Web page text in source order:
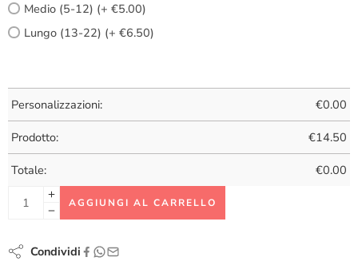
Medio (5-12) (+ €5.00)
Lungo (13-22) (+ €6.50)
Personalizzazioni: €0.00
Prodotto: €14.50
Totale: €0.00
AGGIUNGI AL CARRELLO
Condividi